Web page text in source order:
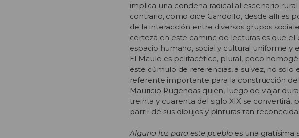
implica una condena radical al escenario
contrario, como dice Gandolfo, desde allí es
de la interacción entre diversos grupos
certeza en este camino de lecturas es que
espacio humano, social y cultural uniforme y
El Maule es polifacético, plural, poco
este cúmulo de referencias, a su vez, no
referente importante para la construcción
Mauricio Rugendas quien, luego de viajar
treinta y cuarenta del siglo XIX se convertirá,
partir de sus dibujos y pinturas tan
Alguna luz para este pueblo es una gratísima